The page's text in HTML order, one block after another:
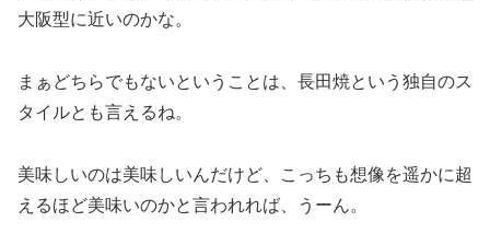
大阪型に近いのかな。
まぁどちらでもないということは、長田焼という独自のス
タイルとも言えるね。
美味しいのは美味しいんだけど、こっちも想像を遥かに超
えるほど美味いのかと言われれば、うーん。